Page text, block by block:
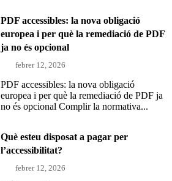
PDF accessibles: la nova obligació
europea i per què la remediació de PDF
ja no és opcional
febrer 12, 2026
PDF accessibles: la nova obligació
europea i per què la remediació de PDF ja
no és opcional Complir la normativa...
Què esteu disposat a pagar per
l’accessibilitat?
febrer 12, 2026